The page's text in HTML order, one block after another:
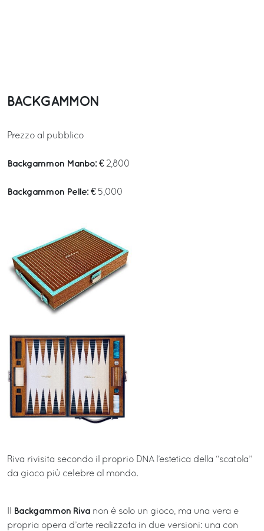
BACKGAMMON
Prezzo al pubblico
Backgammon Manbo: € 2,800
Backgammon Pelle: € 5,000
Riva rivisita secondo il proprio DNA l’estetica della “scatola”
da gioco più celebre al mondo.
Backgammon Riva non è solo un gioco, ma una vera e
propria opera d’arte realizzata in due versioni: una con